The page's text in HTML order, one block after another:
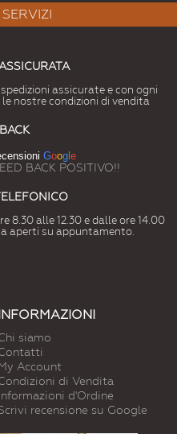
assicurate e con ogni
nostre condizioni di vendita
Googl e
BACK POSITIVO!!
8.30 alle 12.30 e dalle ore 14.00
aperti su appuntamento.
INFORMAZIONI
siamo
Account
di Vendita
d'Ordine
recensione su Google